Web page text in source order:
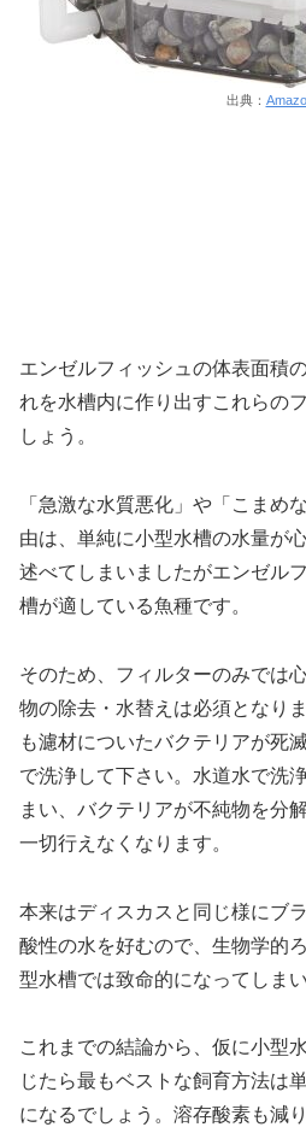
出典：
エンゼルフィッシュの体表面積
れを水槽内に作り出すこれらの
しょう。
「急激な水質悪化」や「こまめ
由は、単純に小型水槽の水量が
述べてしまいましたがエンゼル
槽が適している魚種です。
そのため、フィルターのみでは
物の除去・水替えは必須となり
も濾材についたバクテリアが死
で洗浄して下さい。水道水で洗
まい、バクテリアが不純物を分
一切行えなくなります。
本来はディスカスと同じ様にブ
酸性の水を好むので、生物学的
型水槽では致命的になってしまい
これまでの結論から、仮に小型
じたら最もベストな飼育方法は
になるでしょう。溶存酸素も減